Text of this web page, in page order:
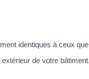
identiques à ceux
de votre bâtiment.